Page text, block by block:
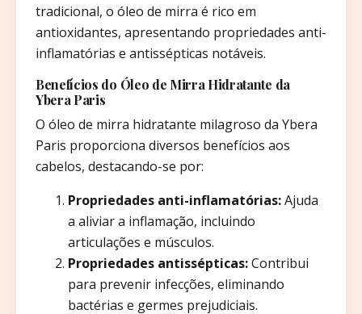
tradicional, o óleo de mirra é rico em
antioxidantes, apresentando propriedades anti-
inflamatórias e antissépticas notáveis.
Benefícios do Óleo de Mirra Hidratante da
Ybera Paris
O óleo de mirra hidratante milagroso da Ybera
Paris proporciona diversos benefícios aos
cabelos, destacando-se por:
Propriedades anti-inflamatórias:Ajuda
a aliviar a inflamação, incluindo
articulações e músculos.
Propriedades antissépticas:Contribui
para prevenir infecções, eliminando
bactérias e germes prejudiciais.